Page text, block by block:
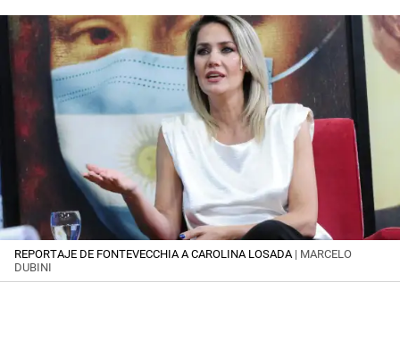
REPORTAJE DE FONTEVECCHIA A CAROLINA LOSADA| MARCELO
DUBINI